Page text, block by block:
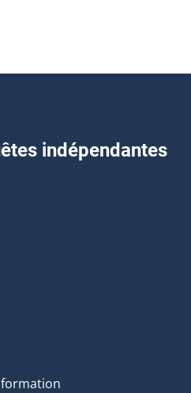
indépendantes